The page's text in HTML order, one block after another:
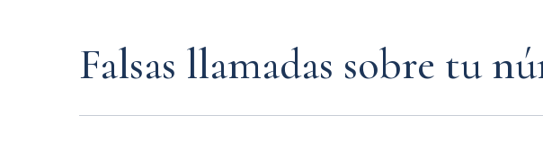
Falsas llamadas sobre tu